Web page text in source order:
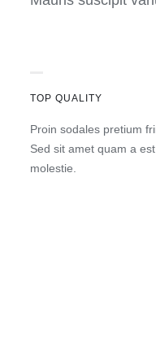
TOP QUALITY
Proin sodales pretium
Sed sit amet quam a
molestie.